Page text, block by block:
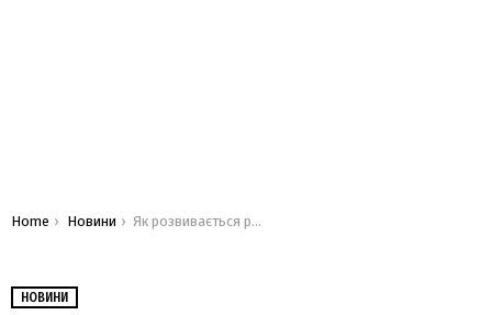
You are here:
Home Новини Як розвивається ринок гібридів в Україні: ключові тенденції
НОВИНИ